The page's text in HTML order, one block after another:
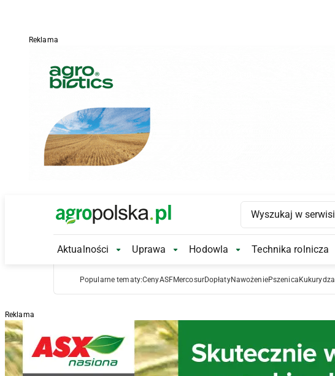
Reklama
Main Logo
Aktualności Aktualności Submenu
Uprawa Uprawa Submenu
Hodowla Hodowla Submenu
Technika rolnicza
Popularne tematy:CenyASFMercosurDopłatyNawożeniePszenica Kukurydza
Reklama